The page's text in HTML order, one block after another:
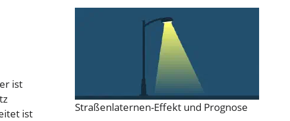
ist
ist
Straßenlaternen-Effekt und Prognose